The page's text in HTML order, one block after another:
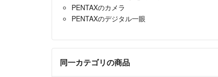
PENTAXのカメラ
PENTAXのデジタル一眼
同一カテゴリの商品